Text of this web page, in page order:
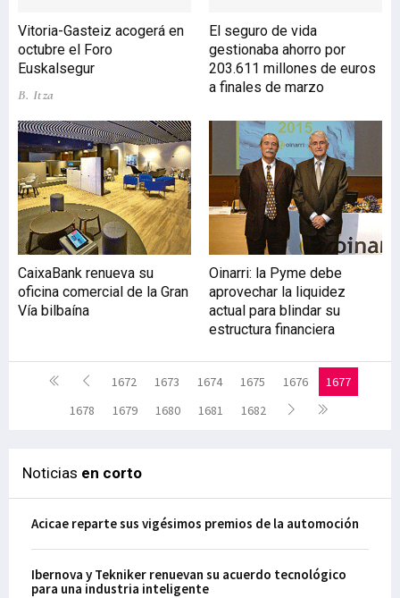
Vitoria-Gasteiz acogerá en
octubre el Foro
Euskalsegur
B. Itza
El seguro de vida
gestionaba ahorro por
203.611 millones de euros
a finales de marzo
CaixaBank renueva su
oficina comercial de la Gran
Vía bilbaína
Oinarri: la Pyme debe
aprovechar la liquidez
actual para blindar su
estructura financiera
1672 1673 1674 1675 1676
1677
1678
1679 1680 1681 1682
Noticias en corto
Acicae reparte sus vigésimos premios de la automoción
Ibernova y Tekniker renuevan su acuerdo tecnológico
para una industria inteligente